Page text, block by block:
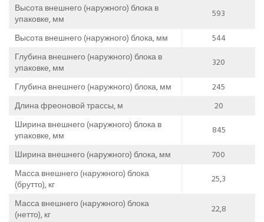
Высота внешнего (наружного) блока в
упаковке, мм
593
Высота внешнего (наружного) блока, мм
544
Глубина внешнего (наружного) блока в
упаковке, мм
320
Глубина внешнего (наружного) блока, мм
245
Длина фреоновой трассы, м
20
Ширина внешнего (наружного) блока в
упаковке, мм
845
Ширина внешнего (наружного) блока, мм
700
Масса внешнего (наружного) блока
(брутто), кг
25,3
Масса внешнего (наружного) блока
(нетто), кг
22,8